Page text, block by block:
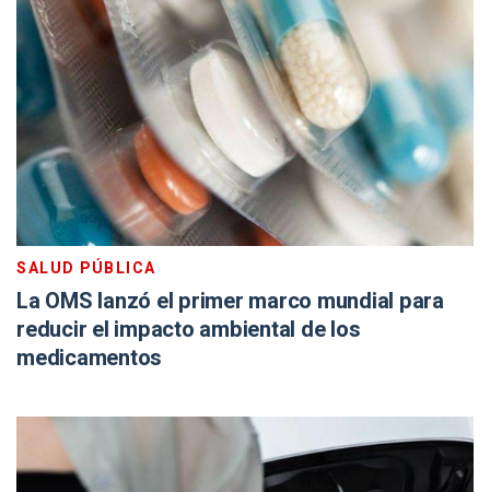
SALUD PÚBLICA
La OMS lanzó el primer marco mundial para
reducir el impacto ambiental de los
medicamentos